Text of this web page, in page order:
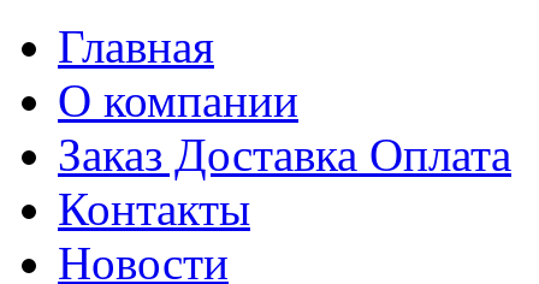
Главная
О компании
Заказ Доставка Оплата
Контакты
Новости